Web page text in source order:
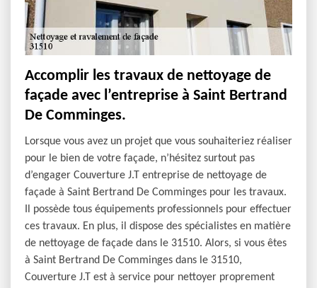
Accomplir les travaux de nettoyage de
façade avec l’entreprise à Saint Bertrand
De Comminges.
Lorsque vous avez un projet que vous souhaiteriez réaliser
pour le bien de votre façade, n’hésitez surtout pas
d’engager Couverture J.T entreprise de nettoyage de
façade à Saint Bertrand De Comminges pour les travaux.
Il possède tous équipements professionnels pour effectuer
ces travaux. En plus, il dispose des spécialistes en matière
de nettoyage de façade dans le 31510. Alors, si vous êtes
à Saint Bertrand De Comminges dans le 31510,
Couverture J.T est à service pour nettoyer proprement